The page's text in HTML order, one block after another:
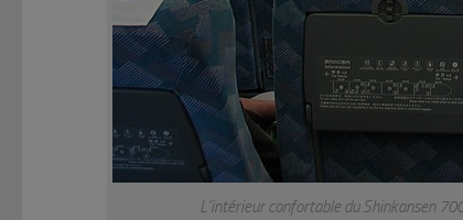
L’intérieur confortable du Shinkansen